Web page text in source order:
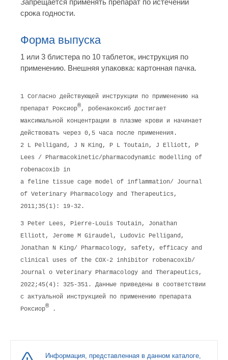
срока годности.
Форма выпуска
1 или 3 блистера по 10 таблеток, инструкция по
применению. Внешняя упаковка: картонная пачка.
1 Согласно действующей инструкции по применению на
препарат Роксиор®, робенакоксиб достигает
максимальной концентрации в плазме крови и начинает
действовать через 0,5 часа после применения.
2 L Pelligand, J N King, P L Toutain, J Elliott, P
Lees / Pharmacokinetic/pharmacodynamic modelling of
robenacoxib in
a feline tissue cage model of inflammation/ Journal
of Veterinary Pharmacology and Therapeutics,
2011;35(1): 19-32.
3 Peter Lees, Pierre-Louis Toutain, Jonathan
Elliott, Jerome M Giraudel, Ludovic Pelligand,
Jonathan N King/ Pharmacology, safety, efficacy and
clinical uses of the COX-2 inhibitor robenacoxib/
Journal o Veterinary Pharmacology and Therapeutics,
2022;45(4): 325-351. Данные приведены в соответствии
с актуальной инструкцией по применению препарата
Роксиор® .
Информация, представленная в данном каталоге,